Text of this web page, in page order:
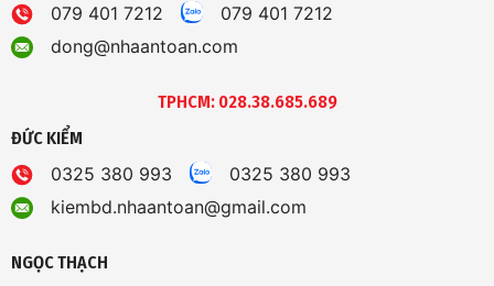
079 401 7212
079 401 7212
dong@nhaantoan.com
TPHCM: 028.38.685.689
ĐỨC KIỂM
0325 380 993
0325 380 993
kiembd.nhaantoan@gmail.com
NGỌC THẠCH